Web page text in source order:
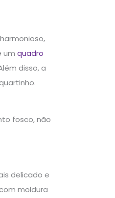
um quadro
disso, a
fosco, não
delicado e
moldura